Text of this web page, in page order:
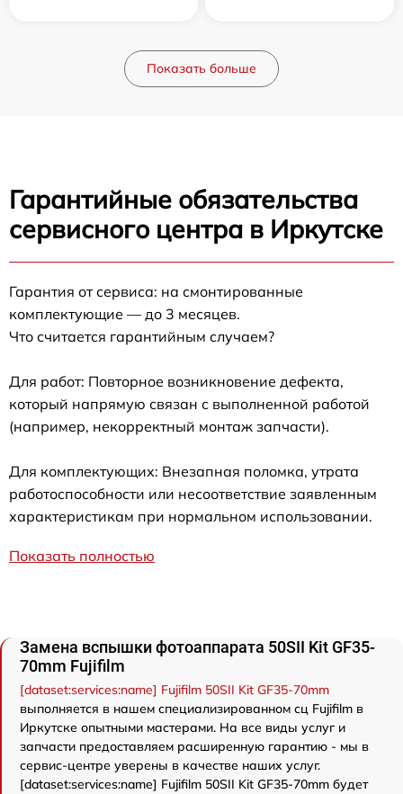
Показать больше
Гарантийные обязательства
сервисного центра в Иркутске
Гарантия от сервиса: на смонтированные
комплектующие — до 3 месяцев.
Что считается гарантийным случаем?
Для работ: Повторное возникновение дефекта,
который напрямую связан с выполненной работой
(например, некорректный монтаж запчасти).
Для комплектующих: Внезапная поломка, утрата
работоспособности или несоответствие заявленным
характеристикам при нормальном использовании.
Показать полностью
Замена вспышки фотоаппарата 50SII Kit GF35-
70mm Fujifilm
[dataset:services:name] Fujifilm 50SII Kit GF35-70mm
выполняется в нашем специализированном сц Fujifilm в
Иркутске опытными мастерами. На все виды услуг и
запчасти предоставляем расширенную гарантию - мы в
сервис-центре уверены в качестве наших услуг.
[dataset:services:name] Fujifilm 50SII Kit GF35-70mm будет